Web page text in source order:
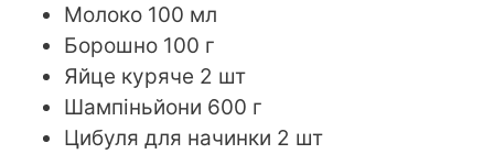
Молоко 100 мл
Борошно 100 г
Яйце куряче 2 шт
Шампіньйони 600 г
Цибуля для начинки 2 шт